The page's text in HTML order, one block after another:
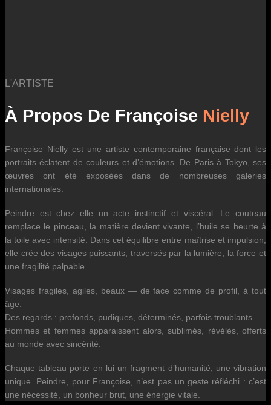
L'ARTISTE
À Propos De Françoise Nielly
Françoise Nielly est une artiste contemporaine française dont les
portraits éclatent de couleurs et d’émotions. De Paris à Tokyo, ses
œuvres ont été exposées dans de nombreuses galeries
internationales.
Peindre est chez elle un acte instinctif et viscéral. Le couteau
remplace le pinceau, la matière devient vivante, l’huile se heurte à
la toile avec intensité. Dans cet équilibre entre maîtrise et impulsion,
elle crée des visages puissants, traversés par la lumière, la force et
une fragilité palpable.
Visages fragiles, agiles, beaux — de face comme de profil, à tout
âge.
Des regards : profonds, pudiques, déterminés, parfois troublants.
Hommes et femmes apparaissent alors, sublimés, révélés, offerts
au monde avec sincérité.
Chaque tableau porte en lui un fragment d’humanité, une vibration
unique. Peindre, pour Françoise, n’est pas un geste réfléchi : c’est
une nécessité, un bonheur brut, une énergie vitale.